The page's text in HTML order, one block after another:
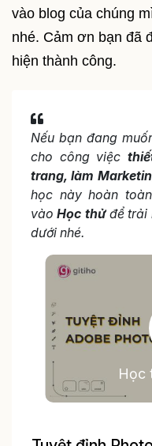
vào blog của chúng
nhé. Cảm ơn bạn đã
hiện thành công.
Nếu bạn đang
cho công việc
trang, làm
học này hoàn
vàoHọc thửđể trải
dưới nhé.
Học